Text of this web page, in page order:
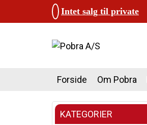
Intet salg til private
Forside Om Pobra
KATEGORIER